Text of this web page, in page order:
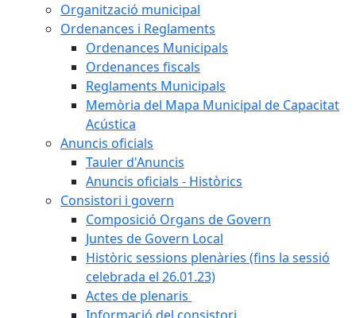
Organització municipal
Ordenances i Reglaments
Ordenances Municipals
Ordenances fiscals
Reglaments Municipals
Memòria del Mapa Municipal de Capacitat
Acústica
Anuncis oficials
Tauler d'Anuncis
Anuncis oficials - Històrics
Consistori i govern
Composició Organs de Govern
Juntes de Govern Local
Històric sessions plenàries (fins la sessió
celebrada el 26.01.23)
Actes de plenaris